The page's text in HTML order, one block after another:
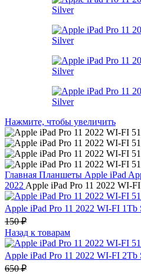
Нажмите, чтобы увеличить
Главная Планшеты Apple iPad
2022 Apple iPad Pro 11 2022 WI-
Apple iPad Pro 11 2022 WI-FI 1Tb
150₽
Назад к товарам
Apple iPad Pro 11 2022 WI-FI 2Tb
650₽